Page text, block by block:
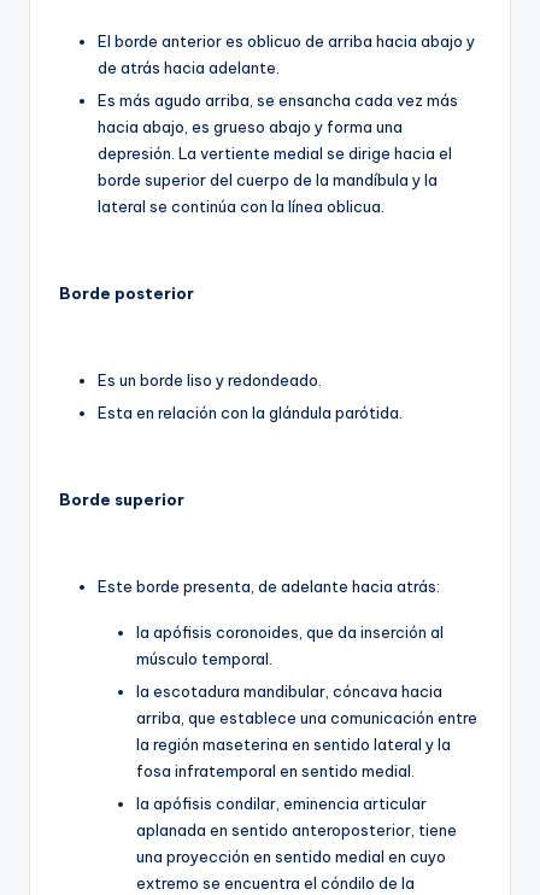
El borde anterior es oblicuo de arriba hacia abajo y
de atrás hacia adelante.
Es más agudo arriba, se ensancha cada vez más
hacia abajo, es grueso abajo y forma una
depresión. La vertiente medial se dirige hacia el
borde superior del cuerpo de la mandíbula y la
lateral se continúa con la línea oblicua.
Borde posterior
Es un borde liso y redondeado.
Esta en relación con la glándula parótida.
Borde superior
Este borde presenta, de adelante hacia atrás:
la apófisis coronoides, que da inserción al
músculo temporal.
la escotadura mandibular, cóncava hacia
arriba, que establece una comunicación entre
la región maseterina en sentido lateral y la
fosa infratemporal en sentido medial.
la apófisis condilar, eminencia articular
aplanada en sentido anteroposterior, tiene
una proyección en sentido medial en cuyo
extremo se encuentra el cóndilo de la